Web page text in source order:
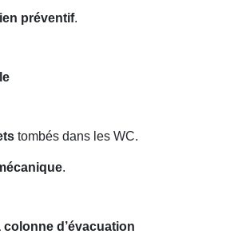
préventif.
tombés dans les WC.
.
d’évacuation